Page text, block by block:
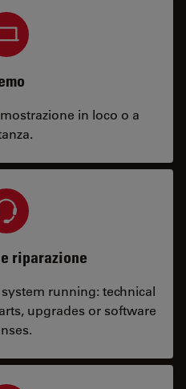
in loco o a
riparazione
running: technical
upgrades or software